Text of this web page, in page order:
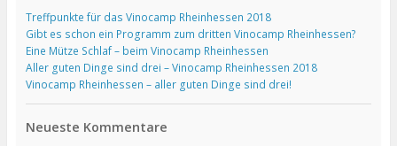
Treffpunkte für das Vinocamp Rheinhessen 2018
Gibt es schon ein Programm zum dritten Vinocamp Rheinhessen?
Eine Mütze Schlaf – beim Vinocamp Rheinhessen
Aller guten Dinge sind drei – Vinocamp Rheinhessen 2018
Vinocamp Rheinhessen – aller guten Dinge sind drei!
Neueste Kommentare